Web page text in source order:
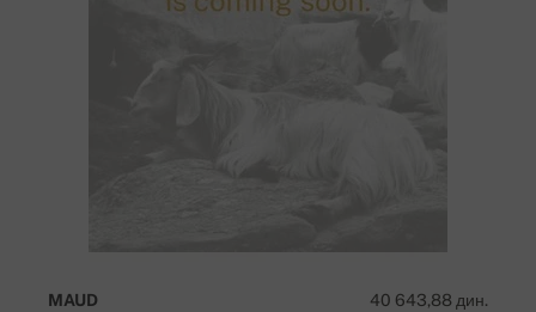
40 643,88 дин.
MAUD